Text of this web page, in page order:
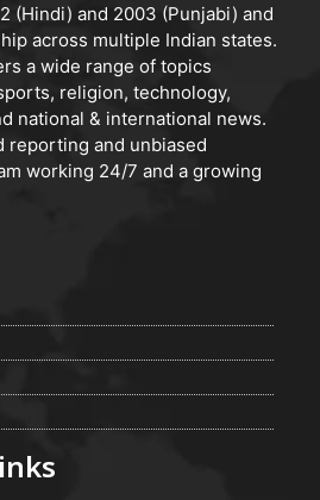
(Hindi) and 2003 (Punjabi) and
across multiple Indian states.
a wide range of topics
religion, technology,
national & international news.
reporting and unbiased
working 24/7 and a growing